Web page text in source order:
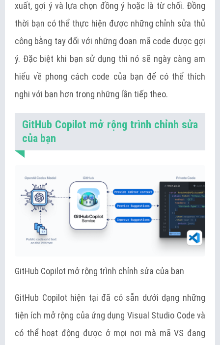
xuất, gợi ý và lựa chọn đồng ý hoặc là từ chối. Đồng
thời bạn có thể thực hiện được những chỉnh sửa thủ
công bằng tay đối với những đoạn mã code được gợi
ý. Đặc biệt khi bạn sử dụng thì nó sẽ ngày càng am
hiểu về phong cách code của bạn để có thể thích
nghi với bạn hơn trong những lần tiếp theo.
GitHub Copilot mở rộng trình chỉnh sửa
của bạn
GitHub Copilot mở rộng trình chỉnh sửa của bạn
GitHub Copilot hiện tại đã có sẵn dưới dạng những
tiện ích mở rộng của ứng dụng Visual Studio Code và
có thể hoạt động được ở mọi nơi mà mã VS đang